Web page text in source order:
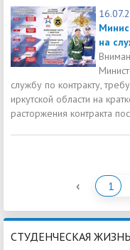
на
службу по контракту,
иркутской области на
расторжения контракта
‹ 1
СТУДЕНЧЕСКАЯ ЖИЗНЬ